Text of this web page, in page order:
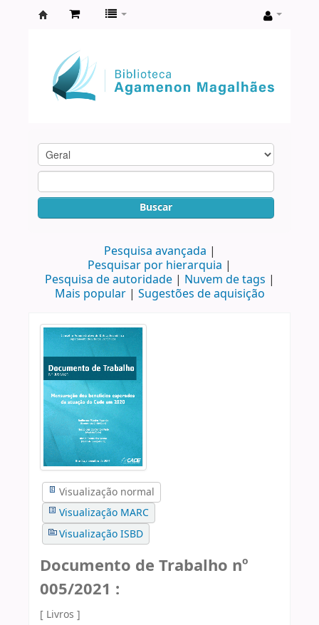
Agamenon
Magalhães
Buscar
Pesquisa avançada
Pesquisar por hierarquia
Pesquisa de autoridade
Nuvem de tags
Mais popular
Sugestões de aquisição
Visualização normal
Visualização MARC
Visualização ISBD
Documento de Trabalho nº
005/2021 :
[ Livros ]